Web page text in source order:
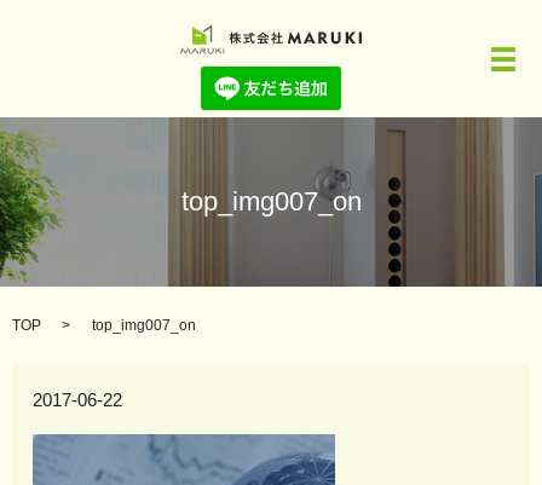
メ
top_img007_on
TOP top_img007_on
2017-06-22